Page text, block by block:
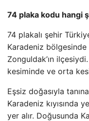
74 plaka kodu hangi
74 plakalı şehir
Karadeniz
Zonguldak’ın
kesiminde ve orta
Eşsiz doğasıyla
Karadeniz kıyısında
yer alır. Doğusunda